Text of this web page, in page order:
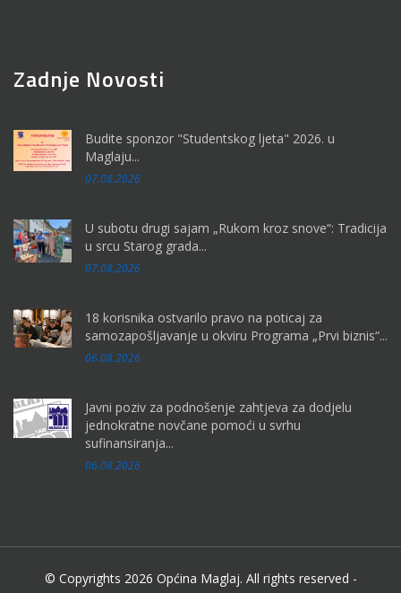
Zadnje Novosti
Budite sponzor "Studentskog ljeta" 2026. u
Maglaju...
07.08.2026
U subotu drugi sajam „Rukom kroz snove“: Tradicija
u srcu Starog grada...
07.08.2026
18 korisnika ostvarilo pravo na poticaj za
samozapošljavanje u okviru Programa „Prvi biznis“...
06.08.2026
Javni poziv za podnošenje zahtjeva za dodjelu
jednokratne novčane pomoći u svrhu
sufinansiranja...
06.08.2026
© Copyrights 2026 Općina Maglaj. All rights reserved -